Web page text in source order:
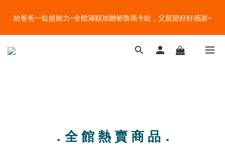
吃菜~
給爸爸一錠超能力~全館滿額加贈祕魯瑪卡錠，父親節好好感謝~
盛夏的餐桌，一定少不了美蔬菜的清爽~ A+B 送購物金🎁一起好好
．全 館 熱 賣 商 品．